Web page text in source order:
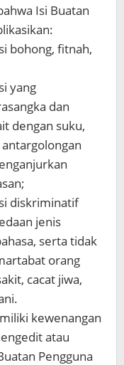
Isi Buatan
bohong, fitnah,
yang
dan
dengan suku,
diskriminatif
jenis
serta tidak
orang
cacat jiwa,
kewenangan
atau
Pengguna